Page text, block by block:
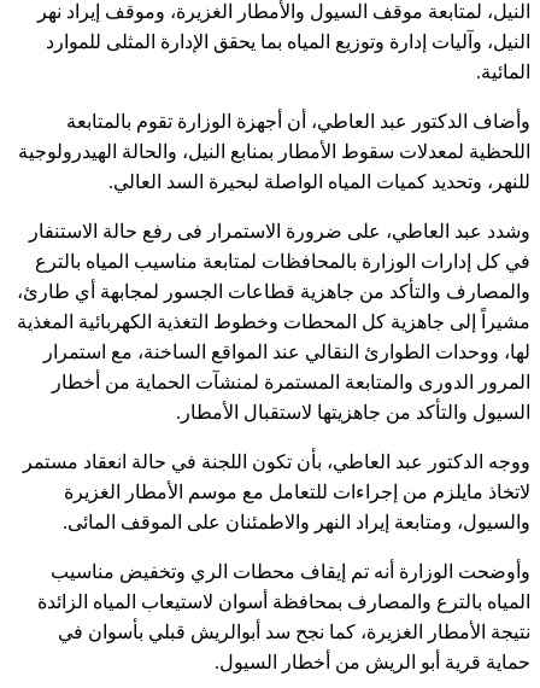
النيل، لمتابعة موقف السيول والأمطار الغزيرة، وموقف إيراد نهر
النيل، وآليات إدارة وتوزيع المياه بما يحقق الإدارة المثلى للموارد
المائية.
وأضاف الدكتور عبد العاطي، أن أجهزة الوزارة تقوم بالمتابعة
اللحظية لمعدلات سقوط الأمطار بمنابع النيل، والحالة الهيدرولوجية
للنهر، وتحديد كميات المياه الواصلة لبحيرة السد العالي.
وشدد عبد العاطي، على ضرورة الاستمرار فى رفع حالة الاستنفار
في كل إدارات الوزارة بالمحافظات لمتابعة مناسيب المياه بالترع
والمصارف والتأكد من جاهزية قطاعات الجسور لمجابهة أي طارئ،
مشيراً إلى جاهزية كل المحطات وخطوط التغذية الكهربائية المغذية
لها، ووحدات الطوارئ النقالي عند المواقع الساخنة، مع استمرار
المرور الدورى والمتابعة المستمرة لمنشآت الحماية من أخطار
السيول والتأكد من جاهزيتها لاستقبال الأمطار.
ووجه الدكتور عبد العاطي، بأن تكون اللجنة في حالة انعقاد مستمر
لاتخاذ مايلزم من إجراءات للتعامل مع موسم الأمطار الغزيرة
والسيول، ومتابعة إيراد النهر والاطمئنان على الموقف المائى.
وأوضحت الوزارة أنه تم إيقاف محطات الري وتخفيض مناسيب
المياه بالترع والمصارف بمحافظة أسوان لاستيعاب المياه الزائدة
نتيجة الأمطار الغزيرة، كما نجح سد أبوالريش قبلي بأسوان في
حماية قرية أبو الريش من أخطار السيول.